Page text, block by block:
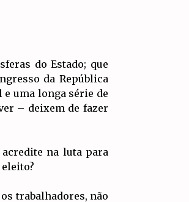
do Estado; que
da República
e uma longa série de
– deixem de fazer
na luta para
trabalhadores, não